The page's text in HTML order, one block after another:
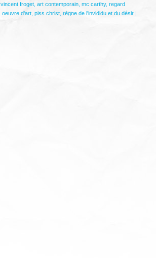
vincent froget, art contemporain, mc carthy, regard
oeuvre d'art, piss christ, règne de l'invididu et du désir|